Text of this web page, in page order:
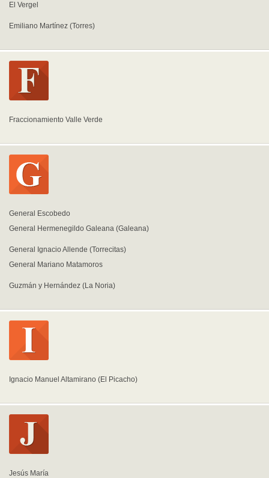
El Vergel
Emiliano Martínez (Torres)
Fraccionamiento Valle Verde
General Escobedo
General Hermenegildo Galeana (Galeana)
General Ignacio Allende (Torrecitas)
General Mariano Matamoros
Guzmán y Hernández (La Noria)
Ignacio Manuel Altamirano (El Picacho)
Jesús María